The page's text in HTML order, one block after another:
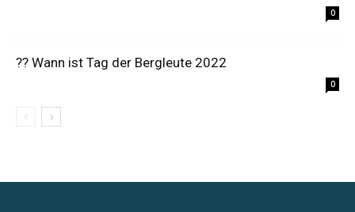
0
?‍? Wann ist Tag der Bergleute 2022
0